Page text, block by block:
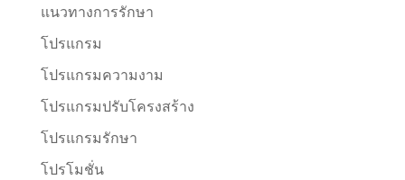
แนวทางการรักษา
โปรแกรม
โปรแกรมความงาม
โปรแกรมปรับโครงสร้าง
โปรแกรมรักษา
โปรโมชั่น